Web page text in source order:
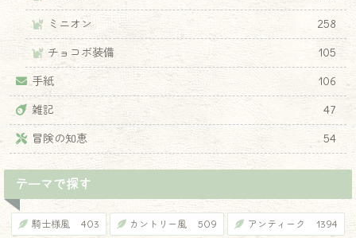
ミニオン
258
チョコボ装備
105
手紙
106
雑記
47
冒険の知恵
54
テーマで探す
騎士様風 403 カントリー風 509 アンティーク 1394